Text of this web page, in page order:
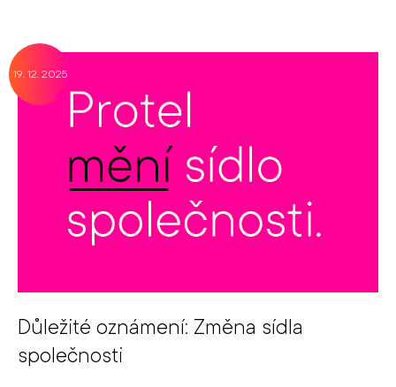
Důležité oznámení: Změna sídla
společnosti
19. 12. 2025